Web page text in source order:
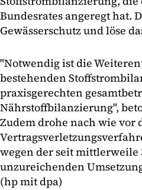
Bundesrates angeregt hat.
Gewässerschutz und löse
"Notwendig ist die
bestehenden
praxisgerechten
Nährstoffbilanzierung",
Zudem drohe nach wie vor
wegen der seit mittlerweile
unzureichenden
(hp mit dpa)